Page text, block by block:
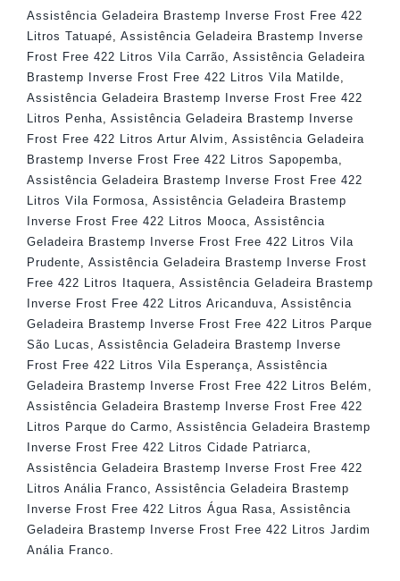
Assistência Geladeira Brastemp Inverse Frost Free 422
Litros Tatuapé, Assistência Geladeira Brastemp Inverse
Frost Free 422 Litros Vila Carrão, Assistência Geladeira
Brastemp Inverse Frost Free 422 Litros Vila Matilde,
Assistência Geladeira Brastemp Inverse Frost Free 422
Litros Penha, Assistência Geladeira Brastemp Inverse
Frost Free 422 Litros Artur Alvim , Assistência Geladeira
Brastemp Inverse Frost Free 422 Litros Sapopemba,
Assistência Geladeira Brastemp Inverse Frost Free 422
Litros Vila Formosa, Assistência Geladeira Brastemp
Inverse Frost Free 422 Litros Mooca, Assistência
Geladeira Brastemp Inverse Frost Free 422 Litros Vila
Prudente, Assistência Geladeira Brastemp Inverse Frost
Free 422 Litros Itaquera, Assistência Geladeira Brastemp
Inverse Frost Free 422 Litros Aricanduva, Assistência
Geladeira Brastemp Inverse Frost Free 422 Litros Parque
São Lucas , Assistência Geladeira Brastemp Inverse
Frost Free 422 Litros Vila Esperança, Assistência
Geladeira Brastemp Inverse Frost Free 422 Litros Belém ,
Assistência Geladeira Brastemp Inverse Frost Free 422
Litros Parque do Carmo, Assistência Geladeira Brastemp
Inverse Frost Free 422 Litros Cidade Patriarca,
Assistência Geladeira Brastemp Inverse Frost Free 422
Litros Anália Franco, Assistência Geladeira Brastemp
Inverse Frost Free 422 Litros Água Rasa, Assistência
Geladeira Brastemp Inverse Frost Free 422 Litros Jardim
Anália Franco.